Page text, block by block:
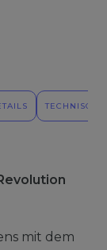
mit dem